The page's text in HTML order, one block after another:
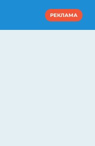
РЕКЛАМА